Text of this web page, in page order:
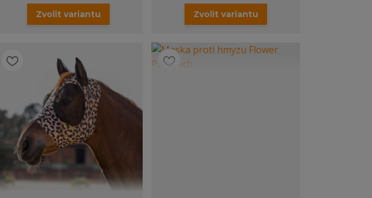
Zvolit variantu Zvolit variantu